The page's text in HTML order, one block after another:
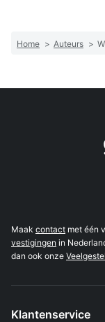
Home > Auteurs >
Maak contact met één
vestigingen in
dan ook onze
Klantenservice